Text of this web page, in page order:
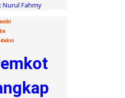
Nurul Fahmy